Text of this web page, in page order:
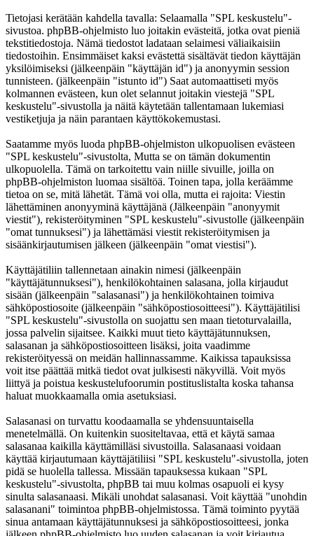
Tietojasi kerätään kahdella tavalla: Selaamalla "SPL keskustelu"-
sivustoa. phpBB-ohjelmisto luo joitakin evästeitä, jotka ovat pieniä
tekstitiedostoja. Nämä tiedostot ladataan selaimesi väliaikaisiin
tiedostoihin. Ensimmäiset kaksi evästettä sisältävät tiedon käyttäjän
yksilöimiseksi (jälkeenpäin "käyttäjän id") ja anonyymin session
tunnisteen. (jälkeenpäin "istunto id") Saat automaattiseti myös
kolmannen evästeen, kun olet selannut joitakin viestejä "SPL
keskustelu"-sivustolla ja näitä käytetään tallentamaan lukemiasi
vestiketjuja ja näin parantaen käyttökokemustasi.
Saatamme myös luoda phpBB-ohjelmiston ulkopuolisen evästeen
"SPL keskustelu"-sivustolta, Mutta se on tämän dokumentin
ulkopuolella. Tämä on tarkoitettu vain niille sivuille, joilla on
phpBB-ohjelmiston luomaa sisältöä. Toinen tapa, jolla keräämme
tietoa on se, mitä lähetät. Tämä voi olla, mutta ei rajoita: Viestin
lähettäminen anonyyminä käyttäjänä (Jälkeenpäin "anonyymit
viestit"), rekisteröityminen "SPL keskustelu"-sivustolle (jälkeenpäin
"omat tunnuksesi") ja lähettämäsi viestit rekisteröitymisen ja
sisäänkirjautumisen jälkeen (jälkeenpäin "omat viestisi").
Käyttäjätiliin tallennetaan ainakin nimesi (jälkeenpäin
"käyttäjätunnuksesi"), henkilökohtainen salasana, jolla kirjaudut
sisään (jälkeenpäin "salasanasi") ja henkilökohtainen toimiva
sähköpostiosoite (jälkeenpäin "sähköpostiosoitteesi"). Käyttäjätilisi
"SPL keskustelu"-sivustolla on suojattu sen maan tietoturvalailla,
jossa palvelin sijaitsee. Kaikki muut tieto käyttäjätunnuksen,
salasanan ja sähköpostiosoitteen lisäksi, joita vaadimme
rekisteröityessä on meidän hallinnassamme. Kaikissa tapauksissa
voit itse päättää mitkä tiedot ovat julkisesti näkyvillä. Voit myös
liittyä ja poistua keskustelufoorumin postituslistalta koska tahansa
haluat muokkaamalla omia asetuksiasi.
Salasanasi on turvattu koodaamalla se yhdensuuntaisella
menetelmällä. On kuitenkin suositeltavaa, että et käytä samaa
salasanaa kaikilla käyttämilläsi sivustoilla. Salasanaasi voidaan
käyttää kirjautumaan käyttäjätiliisi "SPL keskustelu"-sivustolla, joten
pidä se huolella tallessa. Missään tapauksessa kukaan "SPL
keskustelu"-sivustolta, phpBB tai muu kolmas osapuoli ei kysy
sinulta salasanaasi. Mikäli unohdat salasanasi. Voit käyttää "unohdin
salasanani" toimintoa phpBB-ohjelmistossa. Tämä toiminto pyytää
sinua antamaan käyttäjätunnuksesi ja sähköpostiosoitteesi, jonka